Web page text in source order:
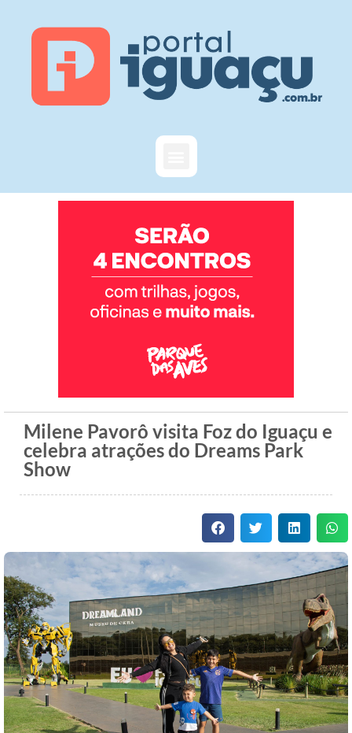
Milene Pavorô visita Foz do Iguaçu e
celebra atrações do Dreams Park
Show